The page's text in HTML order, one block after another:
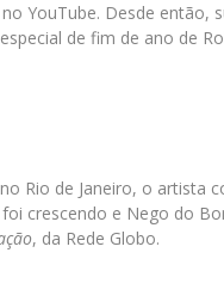
YouTube. Desde então,
de fim de ano de
Rio de Janeiro, o artista
crescendo e Nego do
, da Rede Globo.